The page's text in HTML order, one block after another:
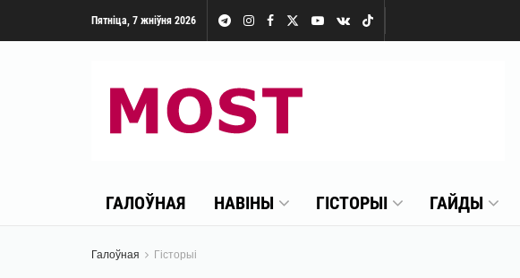
Пятніца, 7 жніўня 2026
ГАЛОЎНАЯ НАВІНЫ ГІСТОРЫІ ГАЙДЫ
Галоўная Гісторыі